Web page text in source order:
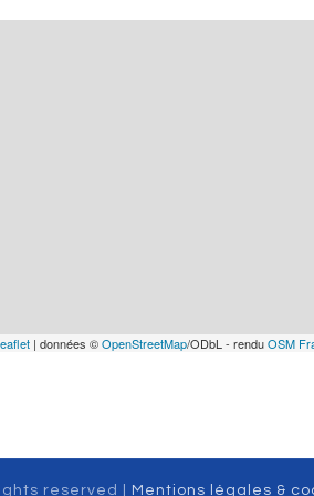
| données ©OpenStreetMap/ODbL - renduOSM
reserved | Mentions légales &